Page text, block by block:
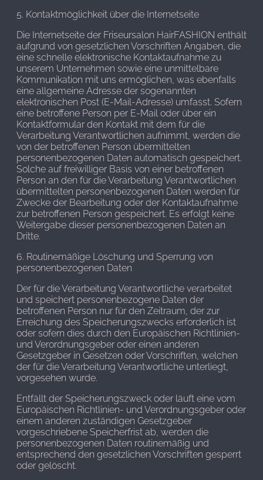
5. Kontaktmöglichkeit über die Internetseite
Die Internetseite der Friseursalon HairFASHION enthält
aufgrund von gesetzlichen Vorschriften Angaben, die
eine schnelle elektronische Kontaktaufnahme zu
unserem Unternehmen sowie eine unmittelbare
Kommunikation mit uns ermöglichen, was ebenfalls
eine allgemeine Adresse der sogenannten
elektronischen Post (E-Mail-Adresse) umfasst. Sofern
eine betroffene Person per E-Mail oder über ein
Kontaktformular den Kontakt mit dem für die
Verarbeitung Verantwortlichen aufnimmt, werden die
von der betroffenen Person übermittelten
personenbezogenen Daten automatisch gespeichert.
Solche auf freiwilliger Basis von einer betroffenen
Person an den für die Verarbeitung Verantwortlichen
übermittelten personenbezogenen Daten werden für
Zwecke der Bearbeitung oder der Kontaktaufnahme
zur betroffenen Person gespeichert. Es erfolgt keine
Weitergabe dieser personenbezogenen Daten an
Dritte.
6. Routinemäßige Löschung und Sperrung von
personenbezogenen Daten
Der für die Verarbeitung Verantwortliche verarbeitet
und speichert personenbezogene Daten der
betroffenen Person nur für den Zeitraum, der zur
Erreichung des Speicherungszwecks erforderlich ist
oder sofern dies durch den Europäischen Richtlinien-
und Verordnungsgeber oder einen anderen
Gesetzgeber in Gesetzen oder Vorschriften, welchen
der für die Verarbeitung Verantwortliche unterliegt,
vorgesehen wurde.
Entfällt der Speicherungszweck oder läuft eine vom
Europäischen Richtlinien- und Verordnungsgeber oder
einem anderen zuständigen Gesetzgeber
vorgeschriebene Speicherfrist ab, werden die
personenbezogenen Daten routinemäßig und
entsprechend den gesetzlichen Vorschriften gesperrt
oder gelöscht.